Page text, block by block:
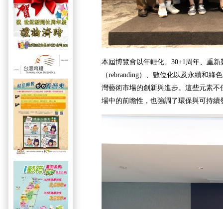
本屆博覽會以年輕化、30+1周年、重新
（rebranding）、數位化以及永續和綠
灣藝術市場的創新與進步。這些元素
場中的前瞻性，也強調了環保與可持續